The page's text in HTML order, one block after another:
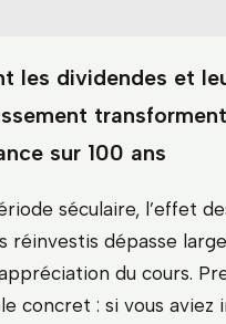
les dividendes et
sur 100 ans
séculaire, l’effet
réinvestis dépasse
du cours.
concret : si vous aviez